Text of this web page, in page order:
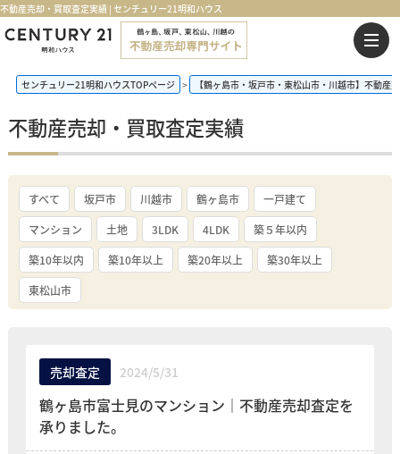
不動産売却・買取査定実績 | センチュリー21明和ハウス
センチュリー21明和ハウスTOPページ 【鶴ヶ島市・坂戸市・東松山市・川越市】不動産
不動産売却・買取査定実績
すべて 坂戸市 川越市 鶴ヶ島市
一戸建て
マンション
土地 3LDK 4LDK
築５年以内
築10年以内
築10年以上 築20年以上
築30年以上
東松山市
売却査定 2024/5/31
鶴ヶ島市富士見のマンション｜不動産売却査定を
承りました。